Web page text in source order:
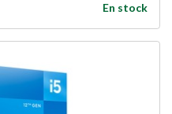
En stock